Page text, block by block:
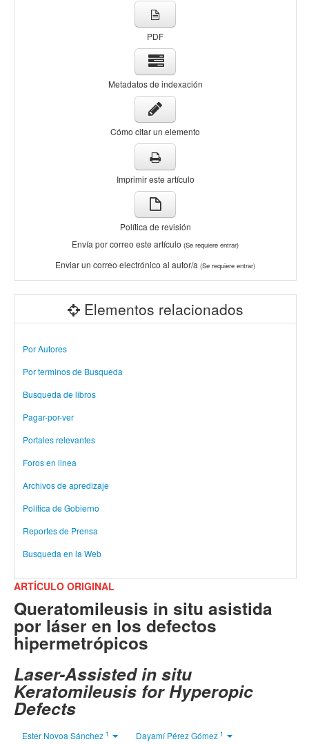
PDF
Metadatos de indexación
Cómo citar un elemento
Imprimir este artículo
Política de revisión
Envía por correo este artículo (Se requiere entrar)
Enviar un correo electrónico al autor/a (Se requiere entrar)
Elementos relacionados
Por Autores
Por terminos de Busqueda
Busqueda de libros
Pagar-por-ver
Portales relevantes
Foros en linea
Archivos de apredizaje
Política de Gobierno
Reportes de Prensa
Busqueda en la Web
ARTÍCULO ORIGINAL
Queratomileusis in situ asistida
por láser en los defectos
hipermetrópicos
Laser-Assisted in situ
Keratomileusis for Hyperopic
Defects
Ester Novoa Sánchez 1 Dayamí Pérez Gómez 1